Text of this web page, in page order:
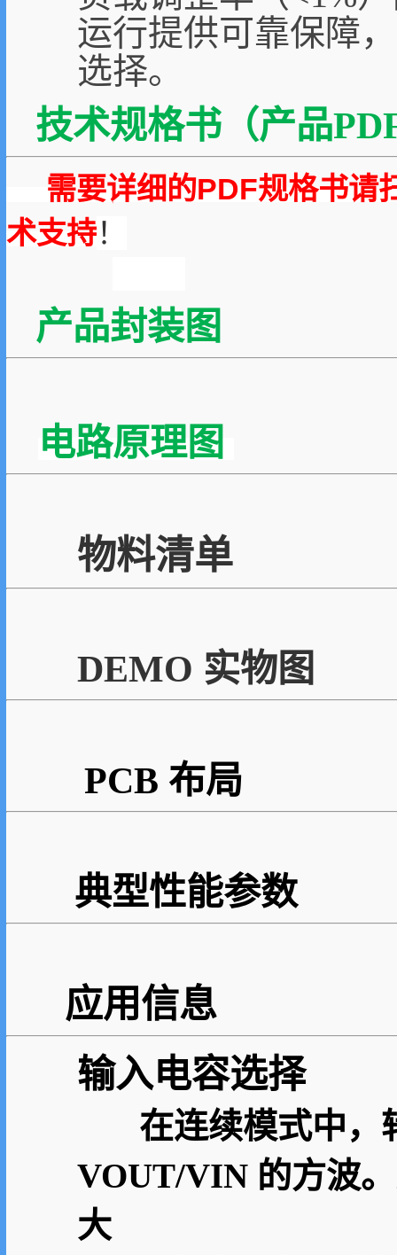
运行提供可靠保障
选择。
技术规格书（产品
需要详细的PDF规格书请
术支持！
产品封装图
电路原理图
物料清单
DEMO 实物图
PCB 布局
典型性能参数
应用信息
输入电容选择
在连续模式中，
VOUT/VIN 的方波
大